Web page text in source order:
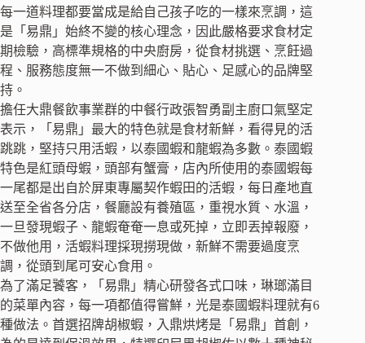
每一道料理都要當成是給自己孩子吃的一樣來烹調，這
是「易鼎」始終不變的核心理念，因此嚴格要求食材定
期檢驗，高標準規格的中央廚房，從食材挑選、烹飪過
程、服務態度無一不做到細心、貼心、足感心的品牌堅
持。
擔任大鼎餐飲事業群的中餐行政張智勇副主廚口氣堅定
表示，「易鼎」最大的特色就是食材新鮮，看得見的活
跳跳，堅持只用活蝦，以泰國蝦和龍蝦為多數。泰國蝦
特色是紅頭母蝦，頭部有蟹膏，店內所使用的泰國蝦每
一尾都是出自於屏東專屬契作蝦田的活蝦，每日產地直
送至全省各分店，餐廳設有養殖區，重視水質、水溫，
一旦發現蝦子、龍蝦奄奄一息或死掉，立即丟掉報廢，
不做他用，活蝦料理採現撈現做，新鮮不需要過度烹
調，從頭到尾可安心食用。
為了滿足饕客，「易鼎」精心研發各式口味，琳瑯滿目
的菜單內容，每一項都值得嘗鮮，光是泰國蝦料理就有6
種做法。首選招牌胡椒蝦，入鼎烘烤是「易鼎」首創，